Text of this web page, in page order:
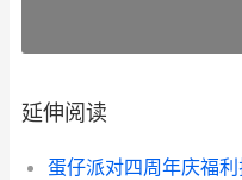
延伸阅读
蛋仔派对四周年庆福